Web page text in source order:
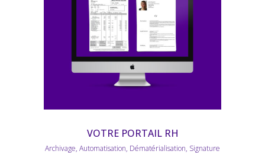
VOTRE PORTAIL RH
Archivage, Automatisation, Dématérialisation, Signature